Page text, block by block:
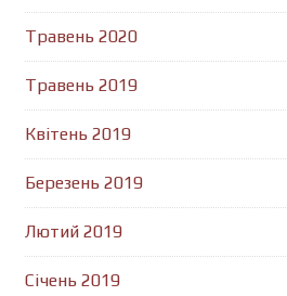
Травень 2020
Травень 2019
Квітень 2019
Березень 2019
Лютий 2019
Січень 2019